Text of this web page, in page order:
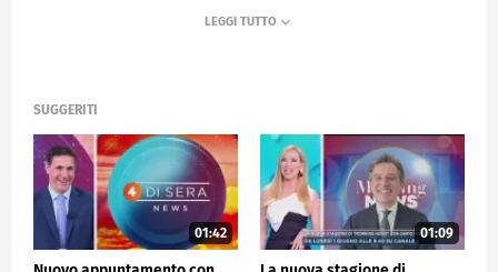
SUGGERITI
01:42 01:09